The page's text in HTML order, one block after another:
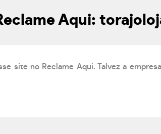
Aqui:
site no Reclame Aqui. Talvez a